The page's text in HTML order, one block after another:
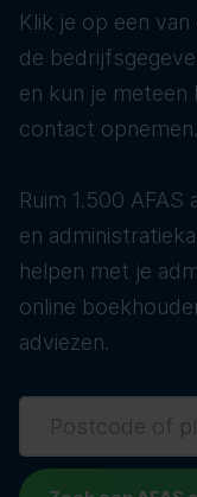
Klik je op een
de
en kun je meteen
contact opnemen.
Ruim 1.500
en
helpen met je
online
adviezen.